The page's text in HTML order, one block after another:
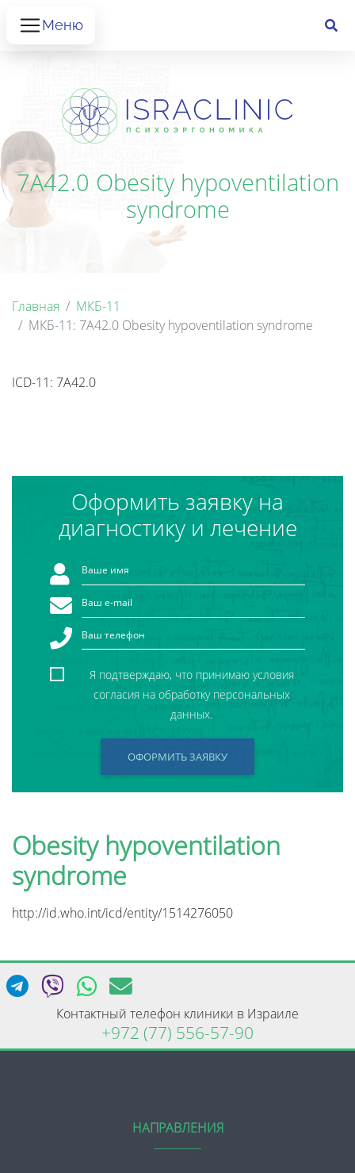
Меню
7A42.0 Obesity hypoventilation
syndrome
Главная
МКБ-11
МКБ-11: 7A42.0 Obesity hypoventilation syndrome
ICD-11: 7A42.0
Оформить заявку на
диагностику и лечение
Я подтверждаю, что принимаю условия
согласия на обработку персональных
данных.
ОФОРМИТЬ ЗАЯВКУ
Obesity hypoventilation
syndrome
http://id.who.int/icd/entity/1514276050
Контактный телефон клиники в Израиле
+972 (77) 556-57-90
НАПРАВЛЕНИЯ